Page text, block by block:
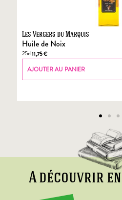
Les Vergers du Marquis
Huile de Noix
25cl11,75€
AJOUTER AU PANIER
A découvrir